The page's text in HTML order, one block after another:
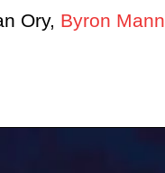
Ory, Byron Mann